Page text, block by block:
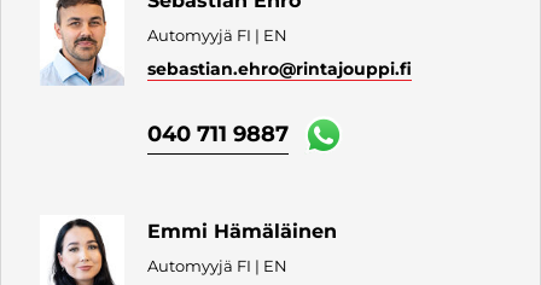
Automyyjä FI | EN
sebastian.ehro@rintajouppi.fi
040 711 9887
Emmi Hämäläinen
Automyyjä FI | EN